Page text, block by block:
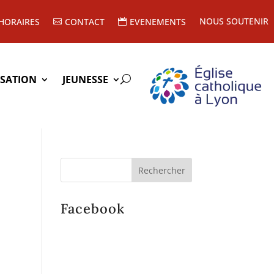
CONTACT EVENEMENTS NOUS SOUTENIR
JEUNESSE
Facebook